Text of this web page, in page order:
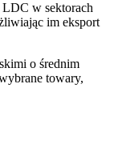
LDC w sektorach
im eksport
o średnim
towary,